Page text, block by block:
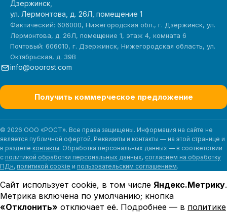
Дзержинск,
ул. Лермонтова, д. 26Л, помещение 1
Фактический: 606000, Нижегородская обл., г. Дзержинск, ул.
Лермонтова, д. 26Л, помещение 1, этаж 4, комната 6
Почтовый: 606010, г. Дзержинск, Нижегородская область, ул.
Октябрьская, д. 39В
info@ooorost.com
Получить коммерческое предложение
© 2026 ООО «РОСТ». Все права защищены. Информация на сайте не
является публичной офертой. Реквизиты и контакты — на этой странице и
в разделе контакты. Обработка персональных данных — в соответствии
с политикой обработки персональных данных, согласием на обработку
ПДн, политикой cookie и пользовательским соглашением.
Сайт использует cookie, в том числе Яндекс.Метрику.
Метрика включена по умолчанию; кнопка
«Отклонить» отключает её. Подробнее — в политике